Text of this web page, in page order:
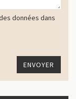
données dans